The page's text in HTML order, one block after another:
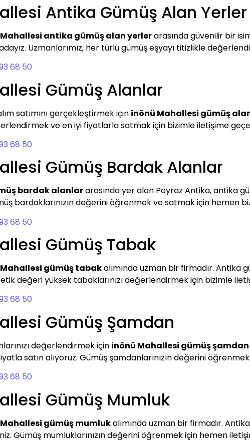
Antika Gümüş Alan Yerler
antika gümüş alan yerlerarasında güvenilir bir
Uzmanlarımız, her türlü gümüş eşyayı titizlikle
68 50
Gümüş Alanlar
satımını gerçekleştirmek için inönü Mahallesi gümüş
ve en iyi fiyatlarla satmak için bizimle iletişime
68 50
Gümüş Bardak Alanlar
bardak alanlararasında yer alan Poyraz Antika, antika
bardaklarınızın değerini öğrenmek ve satmak için hemen
68 50
Gümüş Tabak
gümüş tabakalımında uzman bir firmadır. Antika
değeri yüksek tabaklarınızı değerlendirmek için bizimle
68 50
Gümüş Şamdan
değerlendirmek için inönü Mahallesi gümüş şamdan
satın alıyoruz. Gümüş şamdanlarınızın değerini
68 50
Gümüş Mumluk
gümüş mumlukalımında uzman bir firmadır.
Gümüş mumluklarınızın değerini öğrenmek için hemen